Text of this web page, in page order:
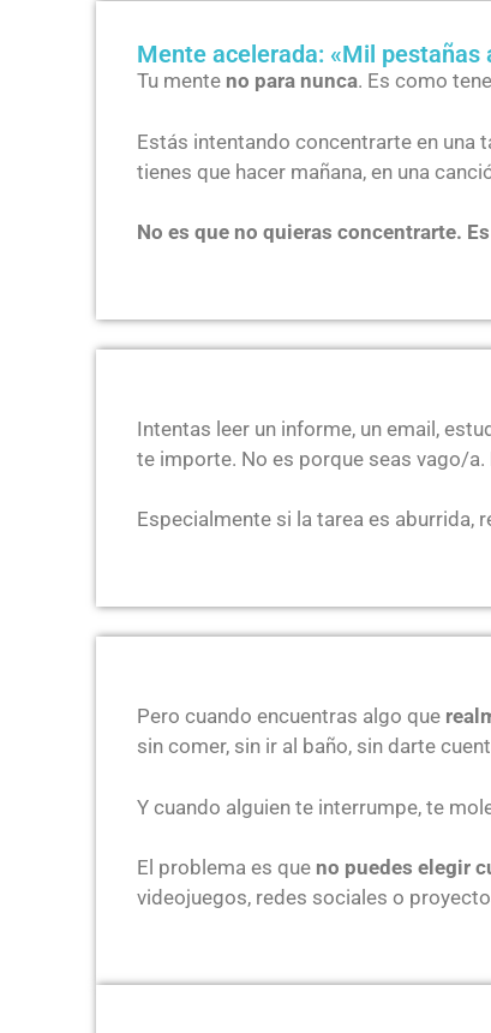
Mente acelerada: «Mil pestañas
Tu mente no para nunca. Es como
Estás intentando concentrarte en una
tienes que hacer mañana, en una
No es que no quieras concentrarte.
Intentas leer un informe, un email,
te importe. No es porque seas vago/a.
Especialmente si la tarea es aburrida,
Pero cuando encuentras algo que
sin comer, sin ir al baño, sin darte
Y cuando alguien te interrumpe, te
El problema es que no puedes elegir
videojuegos, redes sociales o